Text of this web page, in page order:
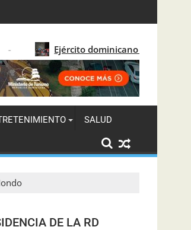
turístico en 2026
dominicano detiene a 122 migrantes
SALUD
DE LA RD